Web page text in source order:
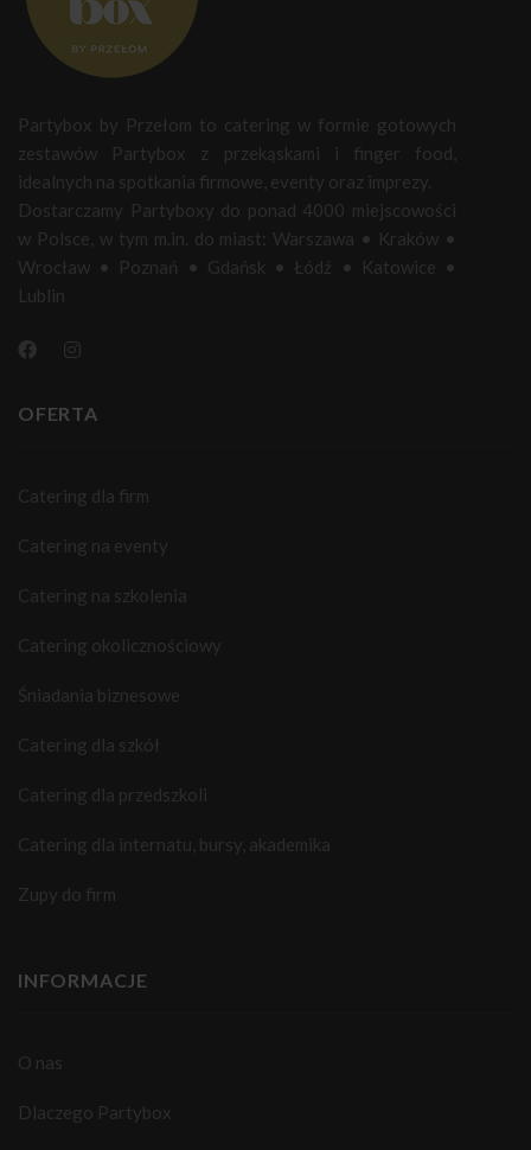
Partybox by Przełom to catering w formie gotowych
zestawów Partybox z przekąskami i finger food,
idealnych na spotkania firmowe, eventy oraz imprezy.
Dostarczamy Partyboxy do ponad 4000 miejscowości
w Polsce, w tym m.in. do miast: Warszawa • Kraków •
Wrocław • Poznań • Gdańsk • Łódź • Katowice •
Lublin
OFERTA
Catering dla firm
Catering na eventy
Catering na szkolenia
Catering okolicznościowy
Śniadania biznesowe
Catering dla szkół
Catering dla przedszkoli
Catering dla internatu, bursy, akademika
Zupy do firm
INFORMACJE
O nas
Dlaczego Partybox